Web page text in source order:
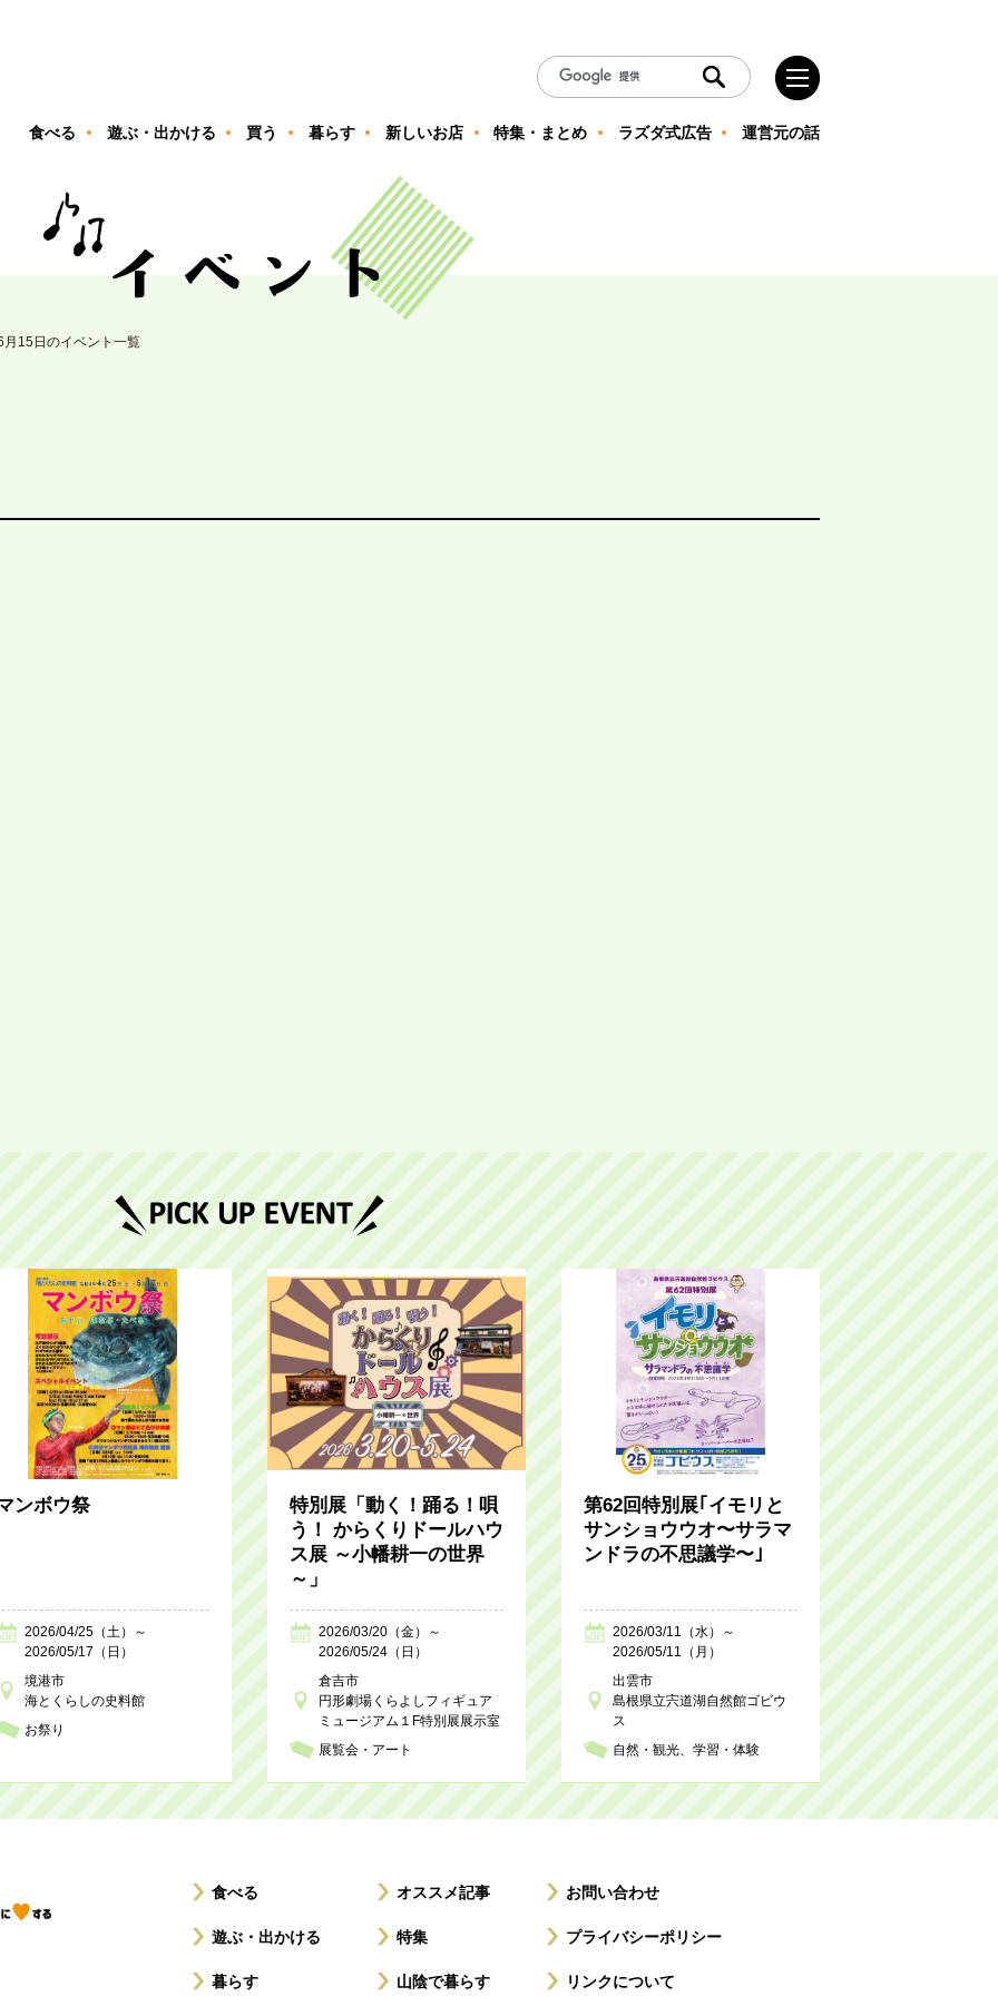
食べる 遊ぶ・出かける 買う 暮らす 新しいお店 特集・まとめ ラズダ式広告 運営元の話
15日のイベント一覧
ンボウ祭
2026/04/25（土）～
2026/05/17（日）
境港市
海とくらしの史料館
お祭り
特別展「動く！踊る！唄
う！ からくりドールハウ
ス展 ～小幡耕一の世界
～」
2026/03/20（金）～
2026/05/24（日）
倉吉市
円形劇場くらよしフィギュア
ミュージアム１F特別展展示室
展覧会・アート
第62回特別展｢イモリと
サンショウウオ〜サラマ
ンドラの不思議学〜｣
2026/03/11（水）～
2026/05/11（月）
出雲市
島根県立宍道湖自然館ゴビウ
ス
自然・観光
学習・体験
食べる
遊ぶ・出かける
暮らす
オススメ記事
特集
山陰で暮らす
お問い合わせ
プライバシーポリシー
リンクについて